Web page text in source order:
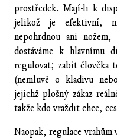
prostředek. Mají-li k
jelikož je efektivní,
nepohrdnou ani
dostáváme k hlavnímu
regulovat; zabít člověka
(nemluvě o kladivu
jejichž plošný zákaz
takže kdo vraždit chce,
Naopak, regulace